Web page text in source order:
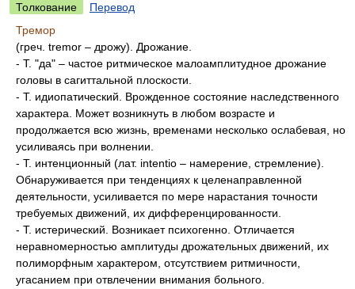
Толкование
Перевод
Тремор
(греч. tremor – дрожу). Дрожание.
- Т. "да" – частое ритмическое малоамплитудное дрожание
головы в сагиттальной плоскости.
- Т. идиопатический. Врожденное состояние наследственного
характера. Может возникнуть в любом возрасте и
продолжается всю жизнь, временами несколько ослабевая, но
усиливаясь при волнении.
- Т. интенционный (лат. intentio – намерение, стремление).
Обнаруживается при тенденциях к целенаправленной
деятельности, усиливается по мере нарастания точности
требуемых движений, их дифференцированности.
- Т. истерический. Возникает психогенно. Отличается
неравномерностью амплитуды дрожательных движений, их
полиморфным характером, отсутствием ритмичности,
угасанием при отвлечении внимания больного.